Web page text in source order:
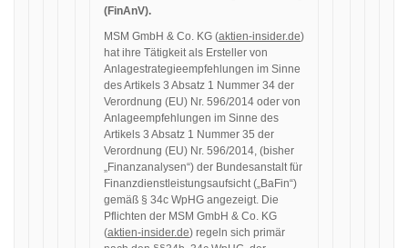
(FinAnV).
MSM GmbH & Co. KG (aktien-insider.de)
hat ihre Tätigkeit als Ersteller von
Anlagestrategieempfehlungen im Sinne
des Artikels 3 Absatz 1 Nummer 34 der
Verordnung (EU) Nr. 596/2014 oder von
Anlageempfehlungen im Sinne des
Artikels 3 Absatz 1 Nummer 35 der
Verordnung (EU) Nr. 596/2014, (bisher
„Finanzanalysen“) der Bundesanstalt für
Finanzdienstleistungsaufsicht („BaFin“)
gemäß § 34c WpHG angezeigt. Die
Pflichten der MSM GmbH & Co. KG
(aktien-insider.de) regeln sich primär